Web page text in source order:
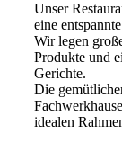
Unser
eine
Wir legen
Produkte und
Gerichte.
Die
idealen